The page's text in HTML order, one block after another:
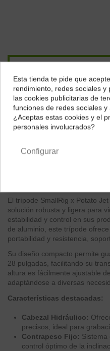
14,23€*al mes
*Importe a financiar 426,79 €/
TIN0,00 %/ TAE7,78 %/Ver más
El trípode SmallRig x Potato
solución robusta y ligera para
estabilidad y control en sus
de aluminio, este trípode
portabilidad y resistencia,
Su diseño compacto permite
28 pulgadas, facilitando su
altura es fácilmente ajustable
adaptándose a diversas
Características destacadas:
Cabezal Hidráulico:
precisos, ideal para
Contrapeso Fijo: Sistema
control óptimo de la
¿Dónde
Selecciona tu ubicación
impuestos
Esta tienda te pide que
rendimiento, redes sociales
las cookies publicitarias de
funciones de redes sociales
¿Aceptas estas cookies y el
personales involucrados?
Configurar